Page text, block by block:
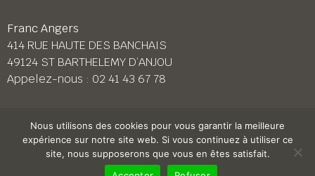
Franc Angers
414 RUE HAUTE DES BANCHAIS
49124 ST BARTHELEMY D’ANJOU
Appelez-nous : 02 41 43 67 78
Franc Le Mans
158 BD PIERRE LEFAUCHEUX
72230 ARNAGE
02 43 87 38 08
Nous utilisons des cookies pour vous garantir la meilleure
expérience sur notre site web. Si vous continuez à utiliser ce
site, nous supposerons que vous en êtes satisfait.